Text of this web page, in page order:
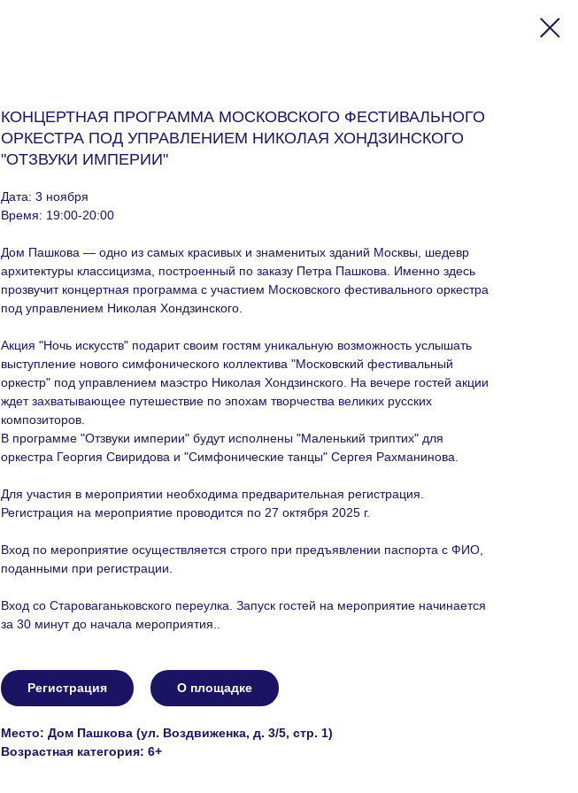
КОНЦЕРТНАЯ ПРОГРАММА МОСКОВСКОГО ФЕСТИВАЛЬНОГО
ОРКЕСТРА ПОД УПРАВЛЕНИЕМ НИКОЛАЯ ХОНДЗИНСКОГО
"ОТЗВУКИ ИМПЕРИИ"
Дата: 3 ноября
Время: 19:00-20:00
Дом Пашкова — одно из самых красивых и знаменитых зданий Москвы, шедевр
архитектуры классицизма, построенный по заказу Петра Пашкова. Именно здесь
прозвучит концертная программа с участием Московского фестивального оркестра
под управлением Николая Хондзинского.
Акция "Ночь искусств" подарит своим гостям уникальную возможность услышать
выступление нового симфонического коллектива "Московский фестивальный
оркестр" под управлением маэстро Николая Хондзинского. На вечере гостей акции
ждет захватывающее путешествие по эпохам творчества великих русских
композиторов.
В программе "Отзвуки империи" будут исполнены "Маленький триптих" для
оркестра Георгия Свиридова и "Симфонические танцы" Сергея Рахманинова.
Для участия в мероприятии необходима предварительная регистрация.
Регистрация на мероприятие проводится по 27 октября 2025 г.
Вход по мероприятие осуществляется строго при предъявлении паспорта с ФИО,
поданными при регистрации.
Вход со Староваганьковского переулка. Запуск гостей на мероприятие начинается
за 30 минут до начала мероприятия..
Регистрация О площадке
Место: Дом Пашкова (ул. Воздвиженка, д. 3/5, стр. 1)
Возрастная категория: 6+